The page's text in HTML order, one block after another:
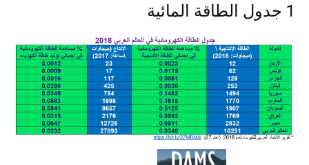
1 جدول الطاقة المائية